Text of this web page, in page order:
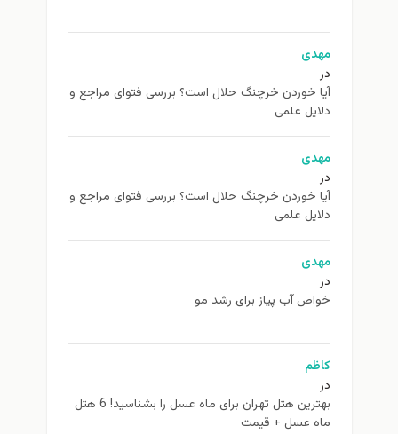
مهدی
در
آیا خوردن خرچنگ حلال است؟ بررسی فتوای مراجع و
دلایل علمی
مهدی
در
آیا خوردن خرچنگ حلال است؟ بررسی فتوای مراجع و
دلایل علمی
مهدی
در
خواص آب پیاز برای رشد مو
کاظم
در
بهترین هتل تهران برای ماه عسل را بشناسید! 6 هتل
ماه عسل + قیمت